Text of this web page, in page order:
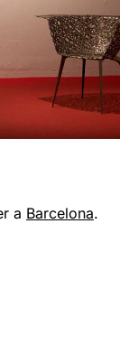
a Barcelona.